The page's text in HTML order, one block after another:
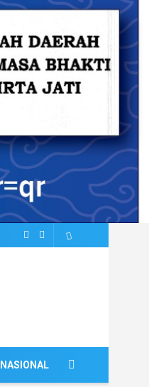
NASIONAL